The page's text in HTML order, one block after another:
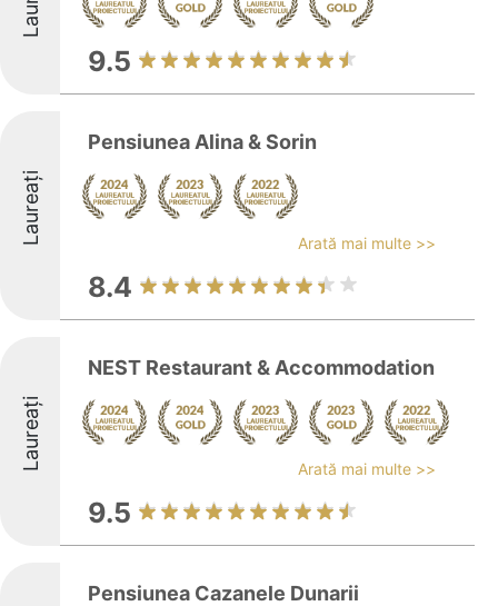
9.5
Laureați
Pensiunea Alina & Sorin
Arată mai multe >>
8.4
Laureați
NEST Restaurant & Accommodation
Arată mai multe >>
9.5
Pensiunea Cazanele Dunarii